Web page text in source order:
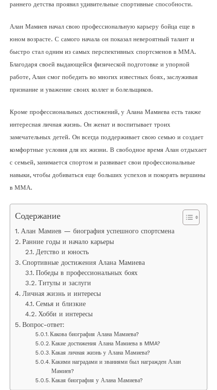
раннего детства проявил удивительные спортивные способности.
Алан Мамиев начал свою профессиональную карьеру бойца еще в
юном возрасте. С самого начала он показал невероятный талант и
быстро стал одним из самых перспективных спортсменов в ММА.
Благодаря своей выдающейся физической подготовке и упорной
работе, Алан смог победить во многих известных боях, заслуживая
признание и уважение своих коллег и болельщиков.
Кроме профессиональных достижений, у Алана Мамиева есть также
интересная личная жизнь. Он женат и воспитывает троих
замечательных детей. Он всегда поддерживает свою семью и создает
комфортные условия для их жизни. В свободное время Алан отдыхает
с семьей, занимается спортом и развивает свои профессиональные
навыки, чтобы добиваться еще больших успехов и покорять вершины
в ММА.
Содержание
Алан Мамиев — биография успешного спортсмена
Ранние годы и начало карьеры
Детство и юность
Спортивные достижения Алана Мамиева
Победы в профессиональных боях
Титулы и заслуги
Личная жизнь и интересы
Семья и близкие
Хобби и интересы
Вопрос-ответ:
Какова биография Алана Мамиева?
Какие достижения Алана Мамиева в MMA?
Какая личная жизнь у Алана Мамиева?
Какими наградами и званиями был награжден Алан
Мамиев?
Какая биография у Алана Мамиева?